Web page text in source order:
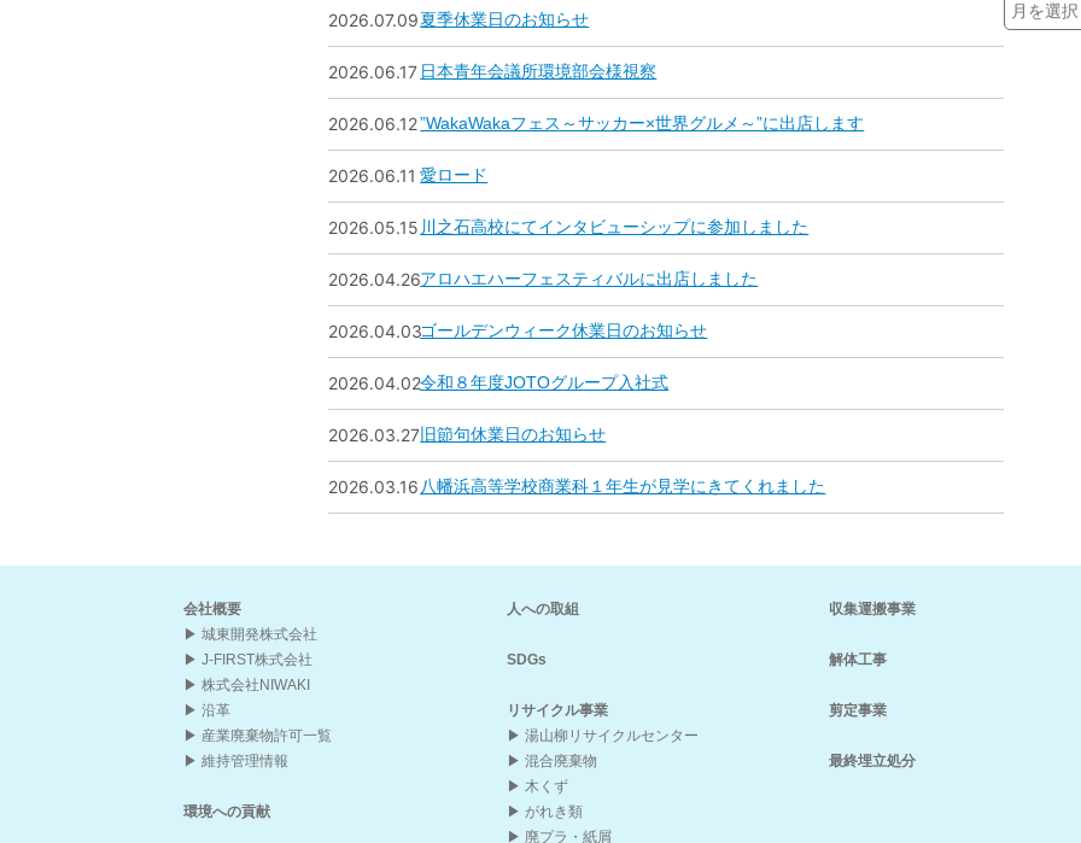
2026.07.09夏季休業日のお知らせ
2026.06.17 日本青年会議所環境部会様視察
2026.06.12”WakaWakaフェス～サッカー×世界グルメ～”に出店します
2026.06.11 愛ロード
2026.05.15 川之石高校にてインタビューシップに参加しました
2026.04.26アロハエハーフェスティバルに出店しました
2026.04.03ゴールデンウィーク休業日のお知らせ
2026.04.02令和８年度JOTOグループ入社式
2026.03.27 旧節句休業日のお知らせ
2026.03.16八幡浜高等学校商業科１年生が見学にきてくれました
会社概要
城東開発株式会社
J-FIRST株式会社
株式会社NIWAKI
沿革
産業廃棄物許可一覧
維持管理情報
環境への貢献
人への取組
SDGs
リサイクル事業
湯山柳リサイクルセンター
混合廃棄物
木くず
がれき類
廃プラ・紙屑
収集運搬事業
解体工事
剪定事業
最終埋立処分